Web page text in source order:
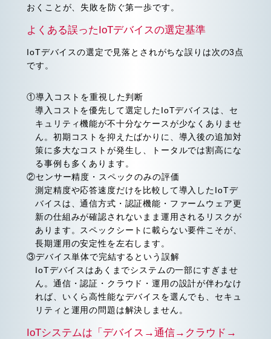
おくことが、失敗を防ぐ第一歩です。
よくある誤ったIoTデバイスの選定基準
IoTデバイスの選定で見落とされがちな誤りは次の3点
です。
①導入コストを重視した判断
導入コストを優先して選定したIoTデバイスは、セ
キュリティ機能が不十分なケースが少なくありませ
ん。初期コストを抑えたばかりに、導入後の追加対
策に多大なコストが発生し、トータルでは割高にな
る事例も多くあります。
②センサー精度・スペックのみの評価
測定精度や応答速度だけを比較して導入したIoTデ
バイスは、通信方式・認証機能・ファームウェア更
新の仕組みが確認されないまま運用されるリスクが
あります。スペックシートに載らない要件こそが、
長期運用の安定性を左右します。
③デバイス単体で完結するという誤解
IoTデバイスはあくまでシステムの一部にすぎませ
ん。通信・認証・クラウド・運用の設計が伴わなけ
れば、いくら高性能なデバイスを選んでも、セキュ
リティと運用の問題は解決しません。
IoTシステムは「デバイス→通信→クラウド→